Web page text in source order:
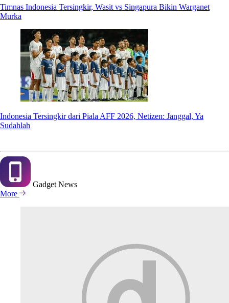
Timnas Indonesia Tersingkir, Wasit vs Singapura Bikin Warganet
Murka
Indonesia Tersingkir dari Piala AFF 2026, Netizen: Janggal, Ya
Sudahlah
Gadget News
More